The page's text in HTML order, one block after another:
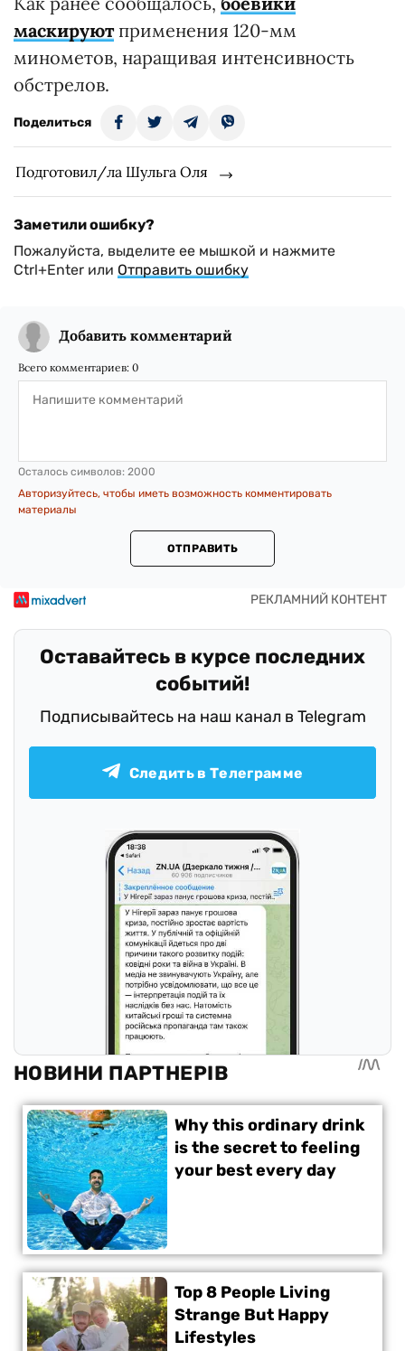
маскируютприменения 120-мм
минометов, наращивая интенсивность
обстрелов.
Поделиться
Подготовил/ла Шульга Оля
Заметили ошибку?
Пожалуйста, выделите ее мышкой и нажмите
Ctrl+Enter или Отправить ошибку
Добавить комментарий
Всего комментариев: 0
Осталось символов: 2000
Авторизуйтесь, чтобы иметь возможность комментировать
материалы
ОТПРАВИТЬ
Оставайтесь в курсе последних
событий!
Подписывайтесь на наш канал в Telegram
Следить в Телеграмме